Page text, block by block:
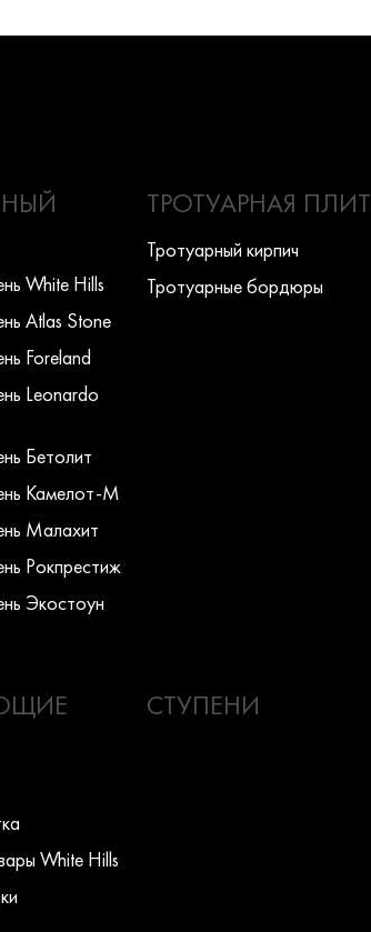
White Hills
Atlas Stone
Foreland
Leonardo
Бетолит
Камелот-М
Малахит
Рокпрестиж
Экостоун
ТРОТУАРНАЯ
Тротуарный кирпич
Тротуарные бордюры
White Hills
СТУПЕНИ